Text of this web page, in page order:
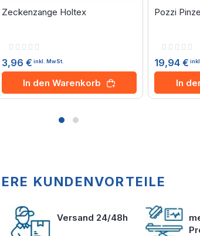
Zeckenzange Holtex
Rating:
3,96 € inkl. MwSt.
In den Warenkorb
Pozzi
Rating:
19,94 €
In
KUNDENVORTEILE
Versand 24/48h